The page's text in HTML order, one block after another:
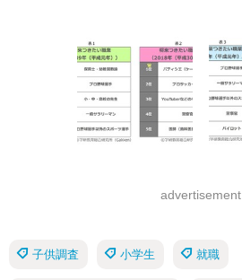
advertisement
子供調査 小学生 就職